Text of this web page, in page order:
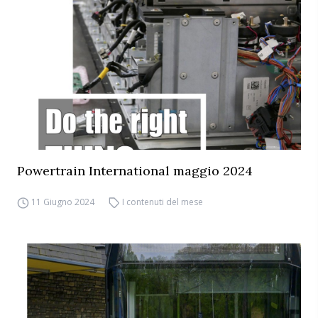
Powertrain International maggio 2024
11 Giugno 2024 I contenuti del mese